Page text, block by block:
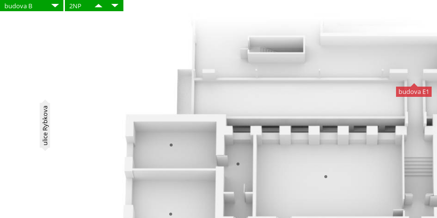
budova B 2NP
budova E1
ulice Rybkova